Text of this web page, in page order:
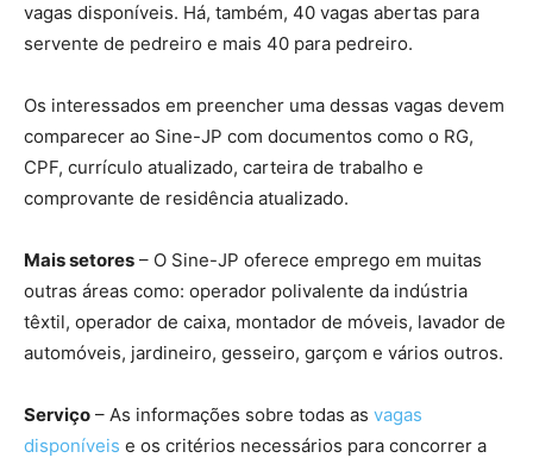
vagas disponíveis. Há, também, 40 vagas abertas para
servente de pedreiro e mais 40 para pedreiro.
Os interessados em preencher uma dessas vagas devem
comparecer ao Sine-JP com documentos como o RG,
CPF, currículo atualizado, carteira de trabalho e
comprovante de residência atualizado.
Mais setores – O Sine-JP oferece emprego em muitas
outras áreas como: operador polivalente da indústria
têxtil, operador de caixa, montador de móveis, lavador de
automóveis, jardineiro, gesseiro, garçom e vários outros.
Serviço – As informações sobre todas as vagas
disponíveis e os critérios necessários para concorrer a